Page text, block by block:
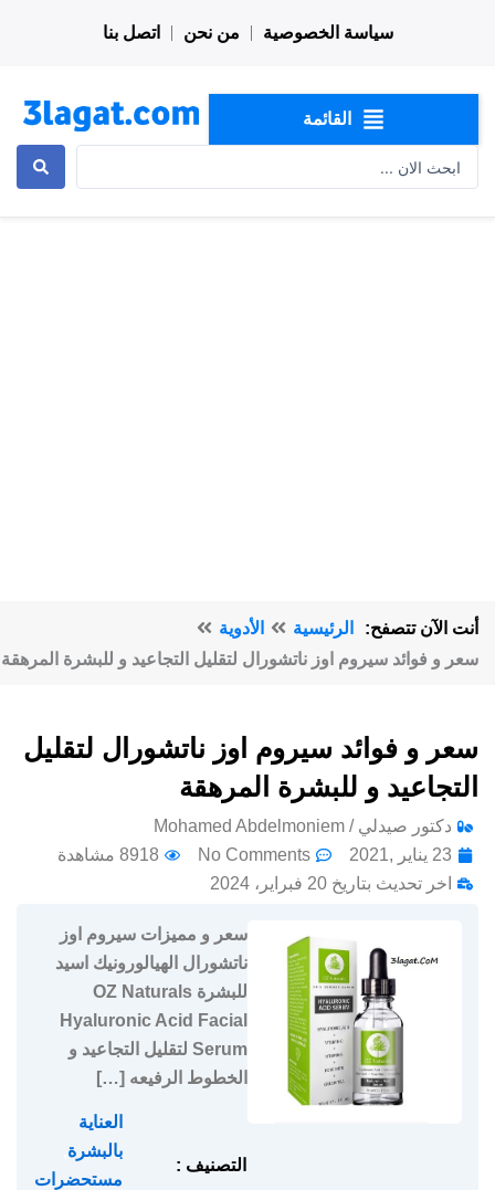
سياسة الخصوصية من نحن اتصل بنا
القائمة
أنت الآن تتصفح: الرئيسية
الأدوية
سعر و فوائد سيروم اوز ناتشورال لتقليل التجاعيد و للبشرة المرهقة
سعر و فوائد سيروم اوز ناتشورال لتقليل
التجاعيد و للبشرة المرهقة
دكتور صيدلي / Mohamed Abdelmoniem
23 يناير ,2021
No Comments
8918 مشاهدة
اخر تحديث بتاريخ 20 فبراير، 2024
سعر و مميزات سيروم اوز
ناتشورال الهيالورونيك اسيد
للبشرة OZ Naturals
Hyaluronic Acid Facial
Serum لتقليل التجاعيد و
الخطوط الرفيعه […]
التصنيف :
العناية
بالبشرة
مستحضرات